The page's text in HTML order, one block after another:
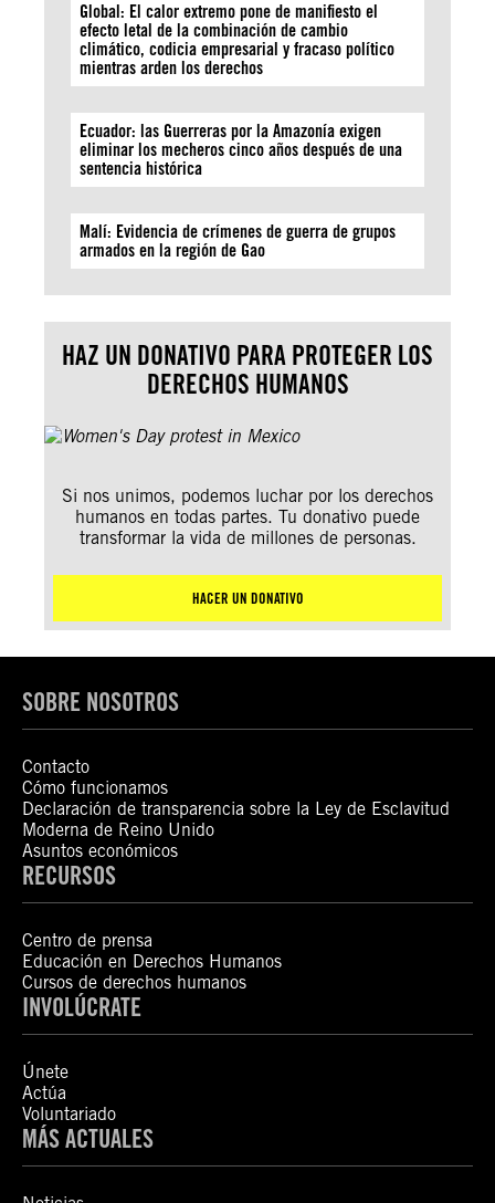
Global: El calor extremo pone de manifiesto el
efecto letal de la combinación de cambio
climático, codicia empresarial y fracaso político
mientras arden los derechos
Ecuador: las Guerreras por la Amazonía exigen
eliminar los mecheros cinco años después de una
sentencia histórica
Malí: Evidencia de crímenes de guerra de grupos
armados en la región de Gao
HAZ UN DONATIVO PARA PROTEGER LOS
DERECHOS HUMANOS
Si nos unimos, podemos luchar por los derechos
humanos en todas partes. Tu donativo puede
transformar la vida de millones de personas.
HACER UN DONATIVO
SOBRE NOSOTROS
Contacto
Cómo funcionamos
Declaración de transparencia sobre la Ley de Esclavitud
Moderna de Reino Unido
Asuntos económicos
RECURSOS
Centro de prensa
Educación en Derechos Humanos
Cursos de derechos humanos
INVOLÚCRATE
Únete
Actúa
Voluntariado
MÁS ACTUALES